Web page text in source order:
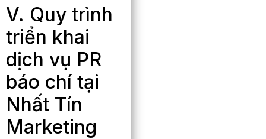
V. Quy trình
triển khai
dịch vụ PR
báo chí tại
Nhất Tín
Marketing